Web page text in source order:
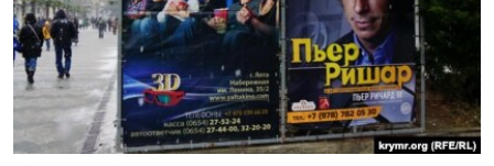
ВІДЕОУРОКИ «ELIFBE»
СВІДЧЕННЯ ОКУПАЦІЇ
УКРАЇНСЬКА ПРОБЛЕМА КРИМУ
ІНФОГРАФІКА
Русский
Qırımtatar
ДОЛУЧАЙСЯ!